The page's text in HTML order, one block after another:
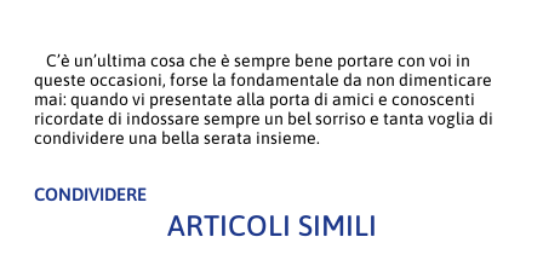
C’è un’ultima cosa che è sempre bene portare con voi in
queste occasioni, forse la fondamentale da non dimenticare
mai: quando vi presentate alla porta di amici e conoscenti
ricordate di indossare sempre un bel sorriso e tanta voglia di
condividere una bella serata insieme.
CONDIVIDERE
ARTICOLI SIMILI